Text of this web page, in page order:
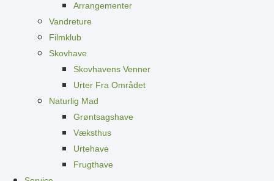
Arrangementer
Vandreture
Filmklub
Skovhave
Skovhavens Venner
Urter Fra Området
Naturlig Mad
Grøntsagshave
Væksthus
Urtehave
Frugthave